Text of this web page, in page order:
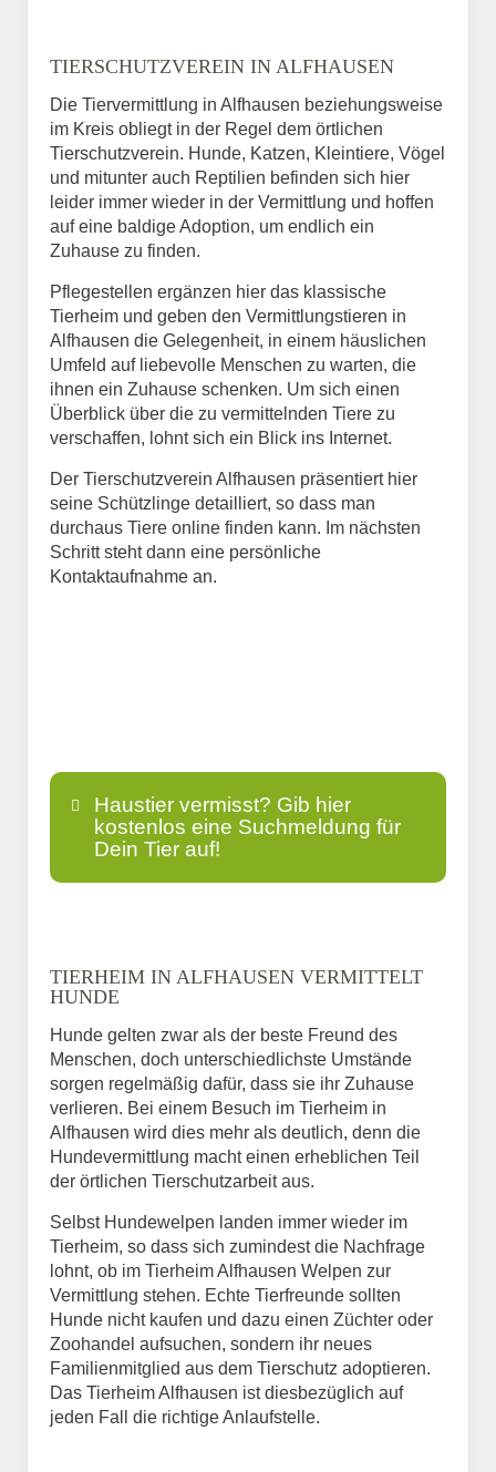
TIERSCHUTZVEREIN IN ALFHAUSEN
Die Tiervermittlung in Alfhausen beziehungsweise
im Kreis obliegt in der Regel dem örtlichen
Tierschutzverein. Hunde, Katzen, Kleintiere, Vögel
und mitunter auch Reptilien befinden sich hier
leider immer wieder in der Vermittlung und hoffen
auf eine baldige Adoption, um endlich ein
Zuhause zu finden.
Pflegestellen ergänzen hier das klassische
Tierheim und geben den Vermittlungstieren in
Alfhausen die Gelegenheit, in einem häuslichen
Umfeld auf liebevolle Menschen zu warten, die
ihnen ein Zuhause schenken. Um sich einen
Überblick über die zu vermittelnden Tiere zu
verschaffen, lohnt sich ein Blick ins Internet.
Der Tierschutzverein Alfhausen präsentiert hier
seine Schützlinge detailliert, so dass man
durchaus Tiere online finden kann. Im nächsten
Schritt steht dann eine persönliche
Kontaktaufnahme an.
Haustier vermisst? Gib hier
kostenlos eine Suchmeldung für
Dein Tier auf!
E-Mail*
Informationen über das
Tier.
Art des Tiers*
TIERHEIM IN ALFHAUSEN VERMITTELT
HUNDE
Hunde gelten zwar als der beste Freund des
Menschen, doch unterschiedlichste Umstände
sorgen regelmäßig dafür, dass sie ihr Zuhause
verlieren. Bei einem Besuch im Tierheim in
Alfhausen wird dies mehr als deutlich, denn die
Hundevermittlung macht einen erheblichen Teil
der örtlichen Tierschutzarbeit aus.
Selbst Hundewelpen landen immer wieder im
Tierheim, so dass sich zumindest die Nachfrage
lohnt, ob im Tierheim Alfhausen Welpen zur
Vermittlung stehen. Echte Tierfreunde sollten
Hunde nicht kaufen und dazu einen Züchter oder
Zoohandel aufsuchen, sondern ihr neues
Familienmitglied aus dem Tierschutz adoptieren.
Das Tierheim Alfhausen ist diesbezüglich auf
jeden Fall die richtige Anlaufstelle.